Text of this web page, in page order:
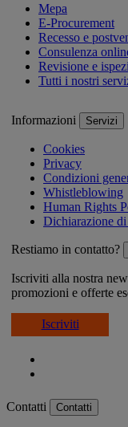
Mepa
E-Procurement
Recesso e
Consulenza
Revisione e
Tutti i nostri
Informazioni Servizi
Cookies
Privacy
Condizioni
Whistleblowing
Human Rights
Dichiarazione di
Restiamo in contatto?
Iscriviti alla nostra
promozioni e offerte
Iscriviti
Contatti Contatti